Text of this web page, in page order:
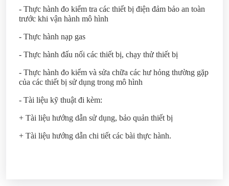
- Thực hành đo kiểm tra các thiết bị điện đảm bảo an toàn
trước khi vận hành mô hình
- Thực hành nạp gas
- Thực hành đấu nối các thiết bị, chạy thử thiết bị
- Thực hành đo kiểm và sửa chữa các hư hỏng thường gặp
của các thiết bị sử dụng trong mô hình
- Tài liệu kỹ thuật đi kèm:
+ Tài liệu hướng dẫn sử dụng, bảo quản thiết bị
+ Tài liệu hướng dẫn chi tiết các bài thực hành.